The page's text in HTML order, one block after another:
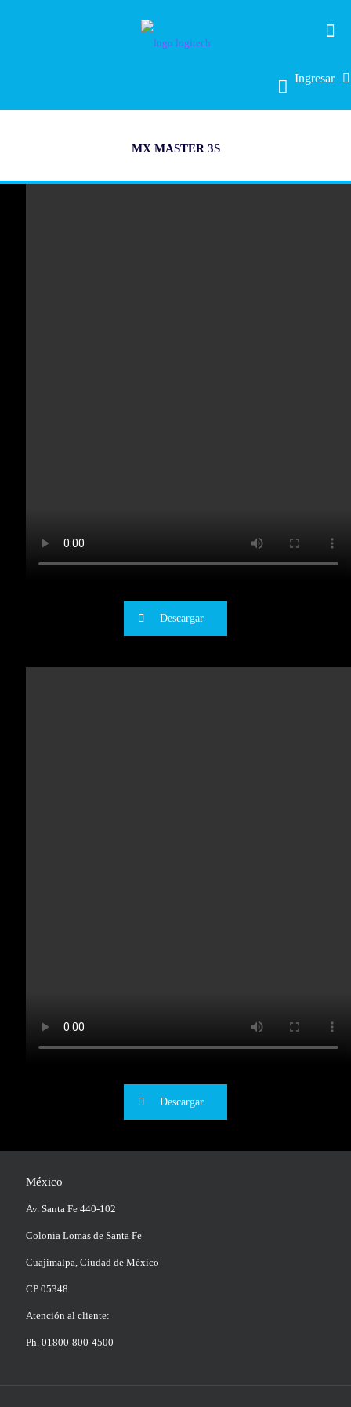
Ingresar
MX MASTER 3S
Descargar
Descargar
México
Av. Santa Fe 440-102
Colonia Lomas de Santa Fe
Cuajimalpa, Ciudad de México
CP 05348
Atención al cliente:
Ph. 01800-800-4500